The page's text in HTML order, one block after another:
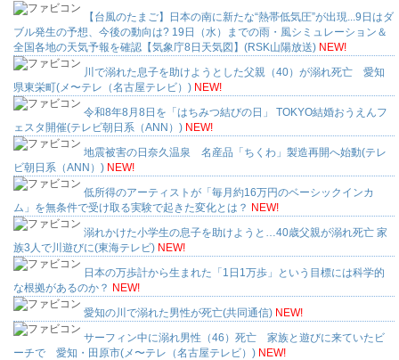
【台風のたまご】日本の南に新たな“熱帯低気圧”が出現...9日はダ
ブル発生の予想、今後の動向は? 19日（水）までの雨・風シミュレーション＆
全国各地の天気予報を確認【気象庁8日天気図】(RSK山陽放送) NEW!
川で溺れた息子を助けようとした父親（40）が溺れ死亡 愛知
県東栄町(メ〜テレ（名古屋テレビ）) NEW!
令和8年8月8日を「はちみつ結びの日」 TOKYO結婚おうえんフ
ェスタ開催(テレビ朝日系（ANN）) NEW!
地震被害の日奈久温泉 名産品「ちくわ」製造再開へ始動(テレ
ビ朝日系（ANN）) NEW!
低所得のアーティストが「毎月約16万円のベーシックインカ
ム」を無条件で受け取る実験で起きた変化とは？ NEW!
溺れかけた小学生の息子を助けようと…40歳父親が溺れ死亡 家
族3人で川遊びに(東海テレビ) NEW!
日本の万歩計から生まれた「1日1万歩」という目標には科学的
な根拠があるのか？ NEW!
愛知の川で溺れた男性が死亡(共同通信) NEW!
サーフィン中に溺れ男性（46）死亡 家族と遊びに来ていたビ
ーチで 愛知・田原市(メ〜テレ（名古屋テレビ）) NEW!